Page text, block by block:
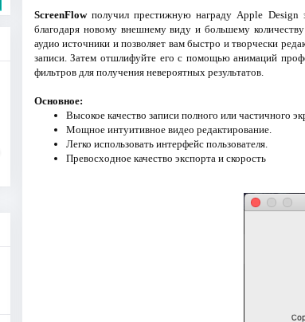
ScreenFlowполучил престижную награду Apple Design
благодаря новому внешнему виду и большему
аудио источники и позволяет вам быстро и творчески
записи. Затем отшлифуйте его с помощью анимаций
фильтров для получения невероятных результатов.
Основное:
Высокое качество записи полного или частичного
Мощное интуитивное видео редактирование.
Легко использовать интерфейс пользователя.
Превосходное качество экспорта и скорость